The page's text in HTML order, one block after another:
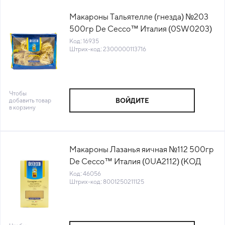
Макароны Тальятелле (гнезда) №203
500гр De Cecco™ Италия (0SW0203)
(КОД 16935) (+18°С)
Код: 16935
Штрих-код: 2300000113716
Чтобы
добавить товар
в корзину
ВОЙДИТЕ
Макароны Лазанья яичная №112 500гр
De Cecco™ Италия (0UA2112) (КОД
46056) (+18°С)
Код: 46056
Штрих-код: 8001250211125